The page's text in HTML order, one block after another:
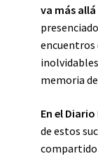
va más
encuentros
memoria
En el
de estos
compartido